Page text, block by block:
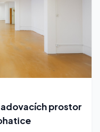
prostor